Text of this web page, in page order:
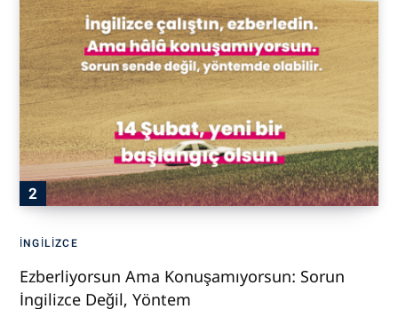
İNGILIZCE
Ezberliyorsun Ama Konuşamıyorsun: Sorun
İngilizce Değil, Yöntem